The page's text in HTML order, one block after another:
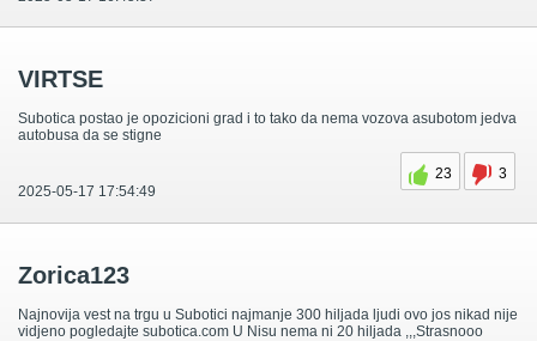
VIRTSE
Subotica postao je opozicioni grad i to tako da nema vozova asubotom jedva
autobusa da se stigne
23
3
2025-05-17 17:54:49
Zorica123
Najnovija vest na trgu u Subotici najmanje 300 hiljada ljudi ovo jos nikad nije
vidjeno pogledajte subotica.com U Nisu nema ni 20 hiljada ,,,Strasnooo